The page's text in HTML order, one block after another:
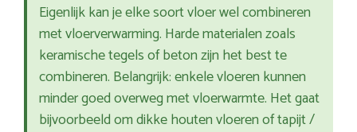
Eigenlijk kan je elke soort vloer wel combineren
met vloerverwarming. Harde materialen zoals
keramische tegels of beton zijn het best te
combineren. Belangrijk: enkele vloeren kunnen
minder goed overweg met vloerwarmte. Het gaat
bijvoorbeeld om dikke houten vloeren of tapijt /